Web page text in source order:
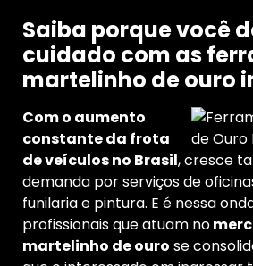
Saiba porque você
cuidado com as
martelinho de ouro
Com o aumento
constante da frota
de veículos no Brasil, cresce
demanda por serviços de
funilaria e pintura. E é nessa
profissionais que atuam no
martelinho de ouro se